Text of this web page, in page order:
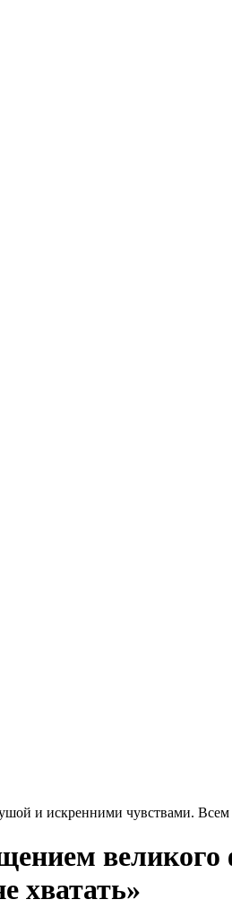
и искренними чувствами. Всем
великого
хватать»